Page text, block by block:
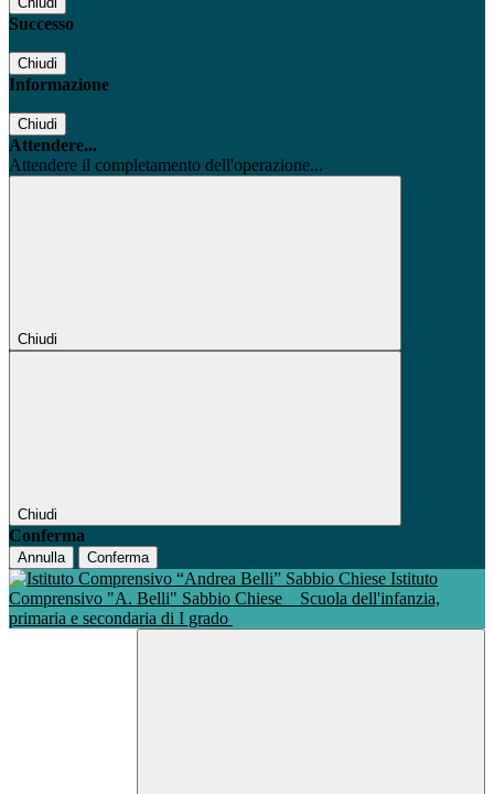
Successo
Chiudi
Informazione
Chiudi
Attendere...
Attendere il completamento dell'operazione...
Chiudi
Chiudi
Conferma
Annulla Conferma
Istituto
Comprensivo "A. Belli" Sabbio Chiese
Scuola dell'infanzia,
primaria e secondaria di I grado